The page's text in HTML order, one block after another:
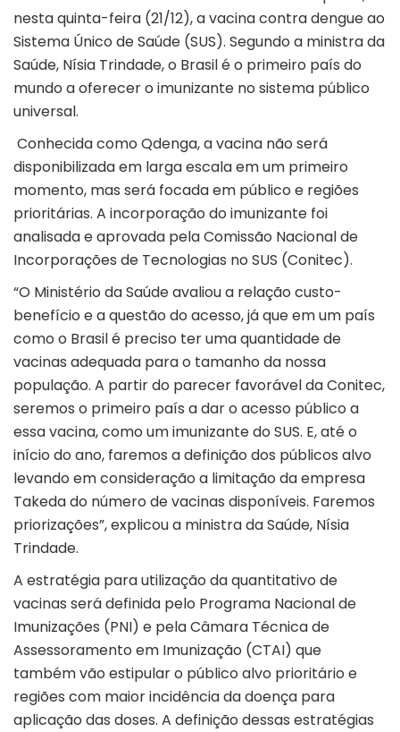
nesta quinta-feira (21/12), a vacina contra dengue ao
Sistema Único de Saúde (SUS). Segundo a ministra da
Saúde, Nísia Trindade, o Brasil é o primeiro país do
mundo a oferecer o imunizante no sistema público
universal.
Conhecida como Qdenga, a vacina não será
disponibilizada em larga escala em um primeiro
momento, mas será focada em público e regiões
prioritárias. A incorporação do imunizante foi
analisada e aprovada pela Comissão Nacional de
Incorporações de Tecnologias no SUS (Conitec).
“O Ministério da Saúde avaliou a relação custo-
benefício e a questão do acesso, já que em um país
como o Brasil é preciso ter uma quantidade de
vacinas adequada para o tamanho da nossa
população. A partir do parecer favorável da Conitec,
seremos o primeiro país a dar o acesso público a
essa vacina, como um imunizante do SUS. E, até o
início do ano, faremos a definição dos públicos alvo
levando em consideração a limitação da empresa
Takeda do número de vacinas disponíveis. Faremos
priorizações”, explicou a ministra da Saúde, Nísia
Trindade.
A estratégia para utilização da quantitativo de
vacinas será definida pelo Programa Nacional de
Imunizações (PNI) e pela Câmara Técnica de
Assessoramento em Imunização (CTAI) que
também vão estipular o público alvo prioritário e
regiões com maior incidência da doença para
aplicação das doses. A definição dessas estratégias